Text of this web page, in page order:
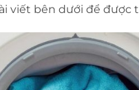
viết bên dưới để được